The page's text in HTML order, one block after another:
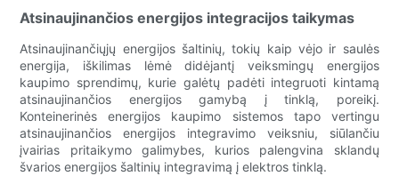
Atsinaujinančios energijos integracijos taikymas
Atsinaujinančiųjų energijos šaltinių, tokių kaip vėjo ir saulės
energija, iškilimas lėmė didėjantį veiksmingų energijos
kaupimo sprendimų, kurie galėtų padėti integruoti kintamą
atsinaujinančios energijos gamybą į tinklą, poreikį.
Konteinerinės energijos kaupimo sistemos tapo vertingu
atsinaujinančios energijos integravimo veiksniu, siūlančiu
įvairias pritaikymo galimybes, kurios palengvina sklandų
švarios energijos šaltinių integravimą į elektros tinklą.